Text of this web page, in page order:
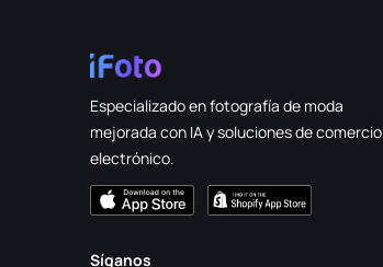
Especializado en fotografía de moda
mejorada con IA y soluciones de comercio
electrónico.
Síganos